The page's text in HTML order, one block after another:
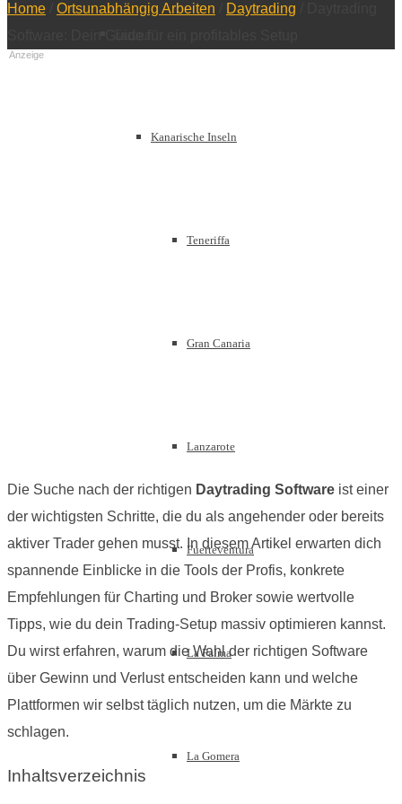
Kanarische Inseln
Teneriffa
Gran Canaria
Lanzarote
Fuerteventura
La Palma
La Gomera
Home Ortsunabhängig Arbeiten Daytrading
Anzeige
Die Suche nach der richtigen Daytrading Software ist einer
der wichtigsten Schritte, die du als angehender oder bereits
aktiver Trader gehen musst. In diesem Artikel erwarten dich
spannende Einblicke in die Tools der Profis, konkrete
Empfehlungen für Charting und Broker sowie wertvolle
Tipps, wie du dein Trading-Setup massiv optimieren kannst.
Du wirst erfahren, warum die Wahl der richtigen Software
über Gewinn und Verlust entscheiden kann und welche
Plattformen wir selbst täglich nutzen, um die Märkte zu
schlagen.
Inhaltsverzeichnis